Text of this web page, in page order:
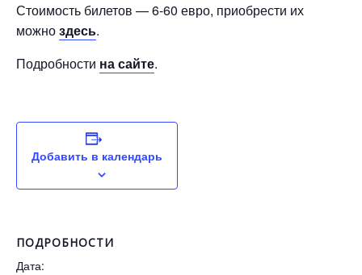
Стоимость билетов — 6-60 евро, приобрести их
можноздесь.
Подробности на сайте.
Добавить в календарь
ПОДРОБНОСТИ
Дата: